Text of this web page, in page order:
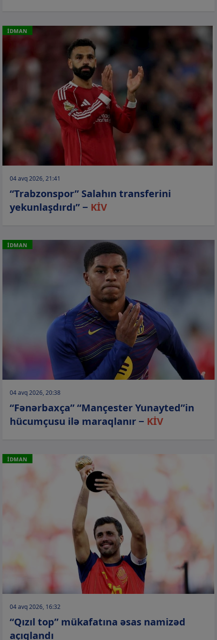
İDMAN
04 avq 2026, 21:41
“Trabzonspor” Salahın transferini
yekunlaşdırdı” − KİV
İDMAN
04 avq 2026, 20:38
“Fənərbaxça” “Mançester Yunayted”in
hücumçusu ilə maraqlanır − KİV
İDMAN
04 avq 2026, 16:32
“Qızıl top” mükafatına əsas namizəd
açıqlandı